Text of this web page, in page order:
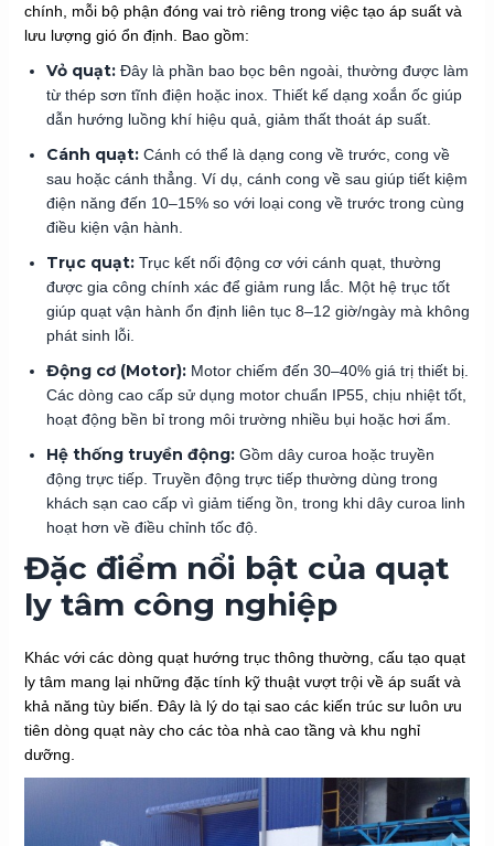
chính, mỗi bộ phận đóng vai trò riêng trong việc tạo áp suất và
lưu lượng gió ổn định. Bao gồm:
Vỏ quạt:Đây là phần bao bọc bên ngoài, thường được làm
từ thép sơn tĩnh điện hoặc inox. Thiết kế dạng xoắn ốc giúp
dẫn hướng luồng khí hiệu quả, giảm thất thoát áp suất.
Cánh quạt:Cánh có thể là dạng cong về trước, cong về
sau hoặc cánh thẳng. Ví dụ, cánh cong về sau giúp tiết kiệm
điện năng đến 10–15% so với loại cong về trước trong cùng
điều kiện vận hành.
Trục quạt:Trục kết nối động cơ với cánh quạt, thường
được gia công chính xác để giảm rung lắc. Một hệ trục tốt
giúp quạt vận hành ổn định liên tục 8–12 giờ/ngày mà không
phát sinh lỗi.
Động cơ (Motor):Motor chiếm đến 30–40% giá trị thiết bị.
Các dòng cao cấp sử dụng motor chuẩn IP55, chịu nhiệt tốt,
hoạt động bền bỉ trong môi trường nhiều bụi hoặc hơi ẩm.
Hệ thống truyền động:Gồm dây curoa hoặc truyền
động trực tiếp. Truyền động trực tiếp thường dùng trong
khách sạn cao cấp vì giảm tiếng ồn, trong khi dây curoa linh
hoạt hơn về điều chỉnh tốc độ.
Đặc điểm nổi bật của quạt
ly tâm công nghiệp
Khác với các dòng quạt hướng trục thông thường, cấu tạo quạt
ly tâm mang lại những đặc tính kỹ thuật vượt trội về áp suất và
khả năng tùy biến. Đây là lý do tại sao các kiến trúc sư luôn ưu
tiên dòng quạt này cho các tòa nhà cao tầng và khu nghỉ
dưỡng.